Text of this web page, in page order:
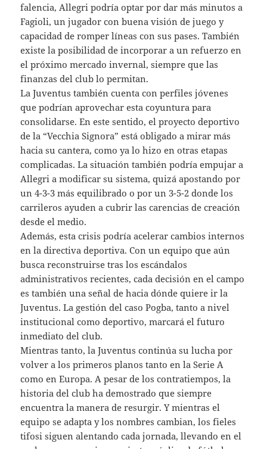
falencia, Allegri podría optar por dar más minutos a
Fagioli, un jugador con buena visión de juego y
capacidad de romper líneas con sus pases. También
existe la posibilidad de incorporar a un refuerzo en
el próximo mercado invernal, siempre que las
finanzas del club lo permitan.
La Juventus también cuenta con perfiles jóvenes
que podrían aprovechar esta coyuntura para
consolidarse. En este sentido, el proyecto deportivo
de la “Vecchia Signora” está obligado a mirar más
hacia su cantera, como ya lo hizo en otras etapas
complicadas. La situación también podría empujar a
Allegri a modificar su sistema, quizá apostando por
un 4-3-3 más equilibrado o por un 3-5-2 donde los
carrileros ayuden a cubrir las carencias de creación
desde el medio.
Además, esta crisis podría acelerar cambios internos
en la directiva deportiva. Con un equipo que aún
busca reconstruirse tras los escándalos
administrativos recientes, cada decisión en el campo
es también una señal de hacia dónde quiere ir la
Juventus. La gestión del caso Pogba, tanto a nivel
institucional como deportivo, marcará el futuro
inmediato del club.
Mientras tanto, la Juventus continúa su lucha por
volver a los primeros planos tanto en la Serie A
como en Europa. A pesar de los contratiempos, la
historia del club ha demostrado que siempre
encuentra la manera de resurgir. Y mientras el
equipo se adapta y los nombres cambian, los fieles
tifosi siguen alentando cada jornada, llevando en el